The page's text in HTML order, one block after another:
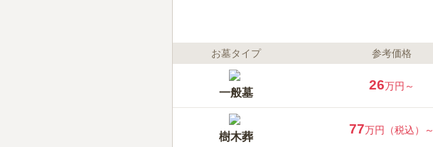
お墓タイプ 参考価格
一般墓
26万円～
樹木葬
77万円（税込）～